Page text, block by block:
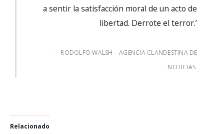
a sentir la satisfacción moral de un acto de
libertad. Derrote el terror.’
RODOLFO WALSH – AGENCIA CLANDESTINA DE
NOTICIAS
Relacionado